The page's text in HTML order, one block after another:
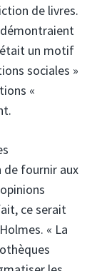
de livres.
démontraient
un motif
sociales »
«
de fournir aux
ce serait
« La